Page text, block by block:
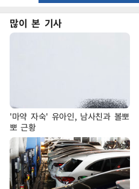
많이 본 기사
'마약 자숙' 유아인, 남사친과 볼뽀
뽀 근황